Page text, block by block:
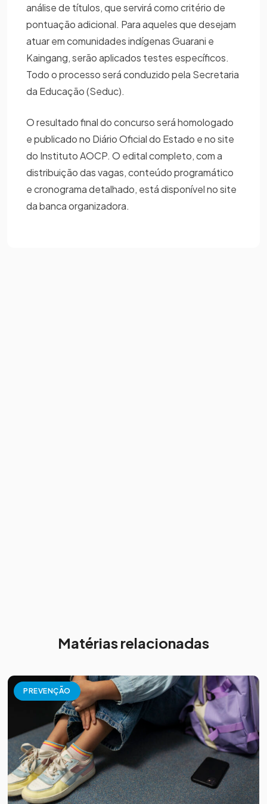
análise de títulos, que servirá como critério de
pontuação adicional. Para aqueles que desejam
atuar em comunidades indígenas Guarani e
Kaingang, serão aplicados testes específicos.
Todo o processo será conduzido pela Secretaria
da Educação (Seduc).
O resultado final do concurso será homologado
e publicado no Diário Oficial do Estado e no site
do Instituto AOCP. O edital completo, com a
distribuição das vagas, conteúdo programático
e cronograma detalhado, está disponível no site
da banca organizadora.
Matérias relacionadas
PREVENÇÃO